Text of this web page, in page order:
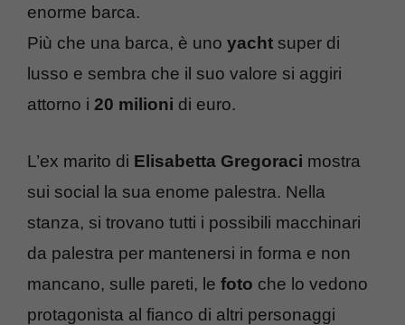
enorme barca.
Più che una barca, è uno yacht super di
lusso e sembra che il suo valore si aggiri
attorno i 20 milioni di euro.
L’ex marito di Elisabetta Gregoraci mostra
sui social la sua enome palestra. Nella
stanza, si trovano tutti i possibili macchinari
da palestra per mantenersi in forma e non
mancano, sulle pareti, le foto che lo vedono
protagonista al fianco di altri personaggi